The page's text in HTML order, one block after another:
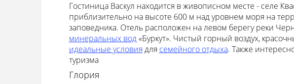
Гостиница Васкул находится в живописном месте - селе
приблизительно на высоте 600 м над уровнем моря на
заповедника. Отель расположен на левом берегу реки
минеральных вод«Буркут». Чистый горный воздух,
идеальные условия для семейного отдыха. Также
туризма
Глория